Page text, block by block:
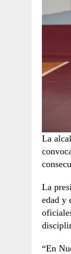
La
La
edad y
“En